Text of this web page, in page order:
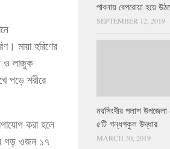
মায়া হরিণের
ও লাজুক
পড়ে শরীরে
করা হলে
গড় ওজন ১৭
পাবনায় বেপরোয়া হয়ে
SEPTEMBER 12, 2019
নরসিংদীর পলাশ উপজেলা
৫টি গন্ধগকুল উদ্ধার
MARCH 30, 2019